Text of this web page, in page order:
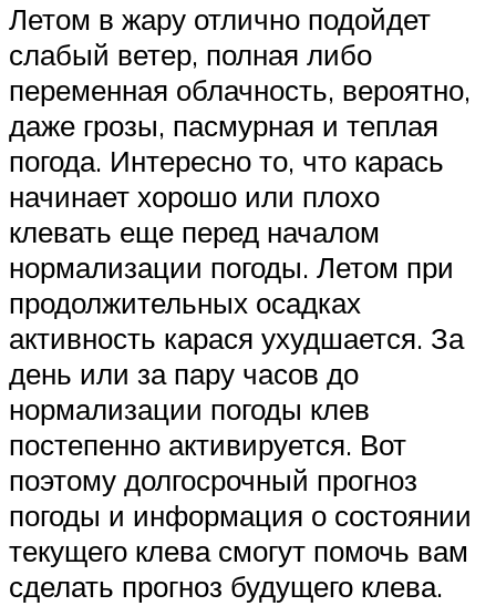
Летом в жару отлично подойдет
слабый ветер, полная либо
переменная облачность, вероятно,
даже грозы, пасмурная и теплая
погода. Интересно то, что карась
начинает хорошо или плохо
клевать еще перед началом
нормализации погоды. Летом при
продолжительных осадках
активность карася ухудшается. За
день или за пару часов до
нормализации погоды клев
постепенно активируется. Вот
поэтому долгосрочный прогноз
погоды и информация о состоянии
текущего клева смогут помочь вам
сделать прогноз будущего клева.